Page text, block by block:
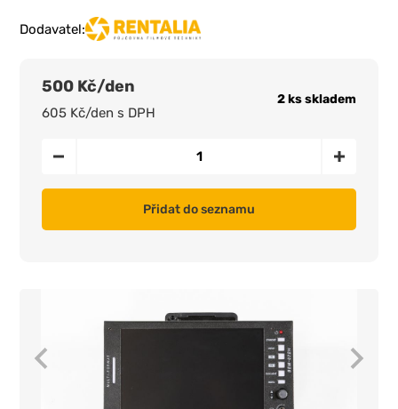
Dodavatel:
500 Kč/den
605 Kč/den s DPH
2 ks skladem
Přidat do seznamu